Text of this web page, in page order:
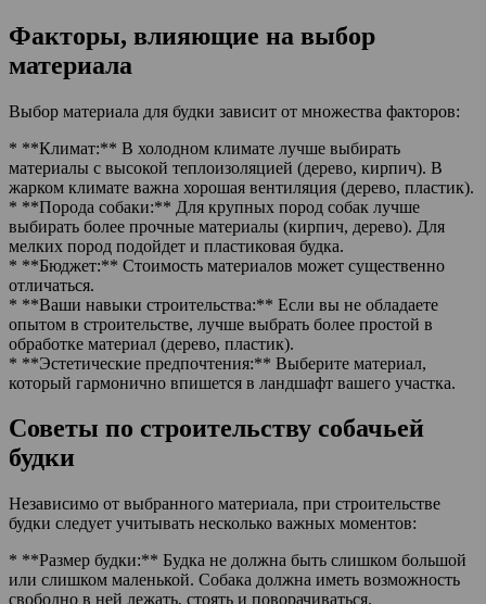
Факторы, влияющие на выбор
материала
Выбор материала для будки зависит от множества факторов:
* **Климат:** В холодном климате лучше выбирать
материалы с высокой теплоизоляцией (дерево, кирпич). В
жарком климате важна хорошая вентиляция (дерево, пластик).
* **Порода собаки:** Для крупных пород собак лучше
выбирать более прочные материалы (кирпич, дерево). Для
мелких пород подойдет и пластиковая будка.
* **Бюджет:** Стоимость материалов может существенно
отличаться.
* **Ваши навыки строительства:** Если вы не обладаете
опытом в строительстве, лучше выбрать более простой в
обработке материал (дерево, пластик).
* **Эстетические предпочтения:** Выберите материал,
который гармонично впишется в ландшафт вашего участка.
Советы по строительству собачьей
будки
Независимо от выбранного материала, при строительстве
будки следует учитывать несколько важных моментов:
* **Размер будки:** Будка не должна быть слишком большой
или слишком маленькой. Собака должна иметь возможность
свободно в ней лежать, стоять и поворачиваться.